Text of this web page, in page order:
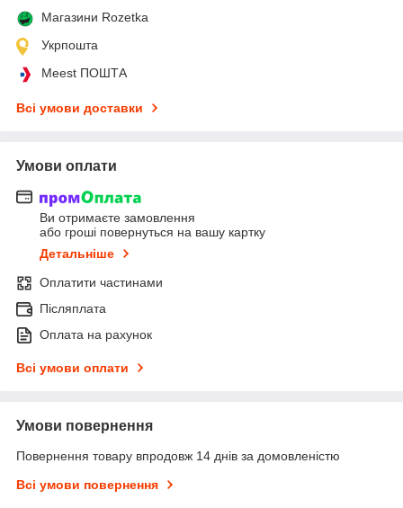
Магазини Rozetka
Укрпошта
Meest ПОШТА
Всі умови доставки
Умови оплати
Ви отримаєте замовлення
або гроші повернуться на вашу картку
Детальніше
Оплатити частинами
Післяплата
Оплата на рахунок
Всі умови оплати
Умови повернення
Повернення товару впродовж 14 днів за домовленістю
Всі умови повернення